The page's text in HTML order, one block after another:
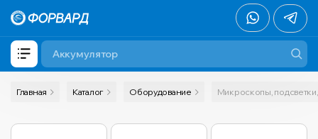
Главная Каталог Оборудование Микроскопы,